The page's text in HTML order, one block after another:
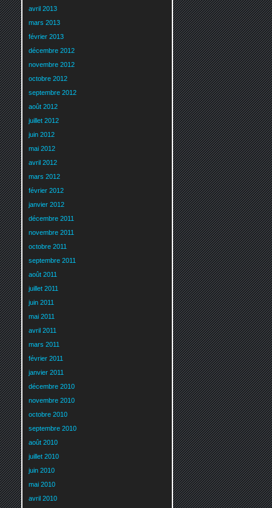
avril 2013
mars 2013
février 2013
décembre 2012
novembre 2012
octobre 2012
septembre 2012
août 2012
juillet 2012
juin 2012
mai 2012
avril 2012
mars 2012
février 2012
janvier 2012
décembre 2011
novembre 2011
octobre 2011
septembre 2011
août 2011
juillet 2011
juin 2011
mai 2011
avril 2011
mars 2011
février 2011
janvier 2011
décembre 2010
novembre 2010
octobre 2010
septembre 2010
août 2010
juillet 2010
juin 2010
mai 2010
avril 2010